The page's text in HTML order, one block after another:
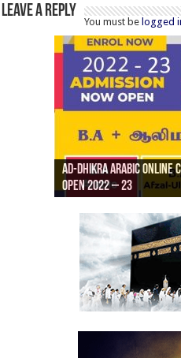
Leave a Reply
You must belogged
Ad-Dhikra Arabic Online
Open 2022 – 23
Ad-Dhikra Arabic Online
AD DHIKRA ARABIC COLLEGE
ரியாத் ஜும்ஆ
Masjid (Kuwait Masjid),